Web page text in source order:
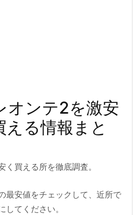
オンテ2を激安
る情報まと
買える所を徹底調査。
最安値をチェックして、近所で
してください。